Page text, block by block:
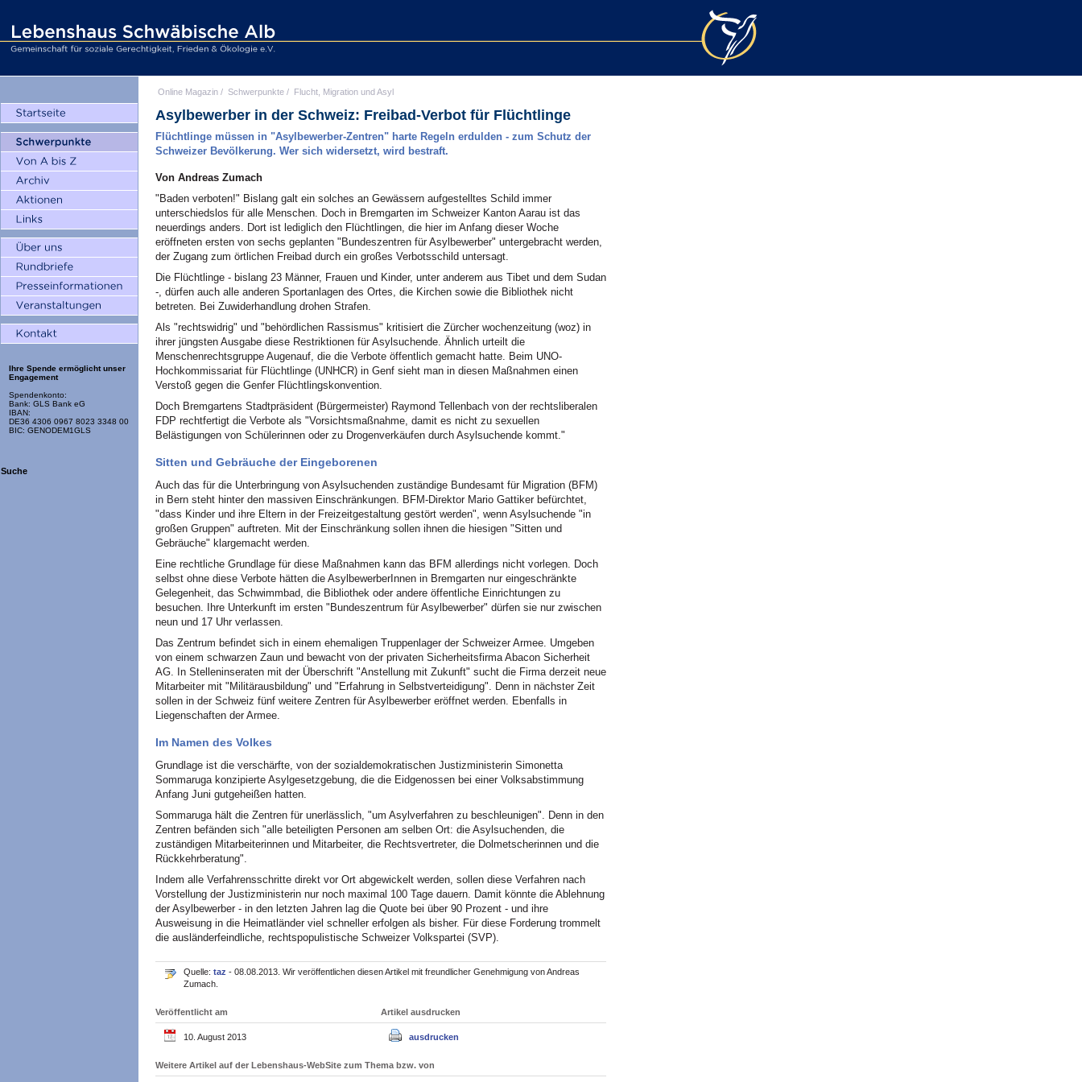
Ihre Spende ermöglicht unser
Engagement
Spendenkonto:
Bank: GLS Bank eG
IBAN:
DE36 4306 0967 8023 3348 00
BIC: GENODEM1GLS
Suche
Online Magazin / Schwerpunkte / Flucht, Migration und Asyl
Asylbewerber in der Schweiz: Freibad-Verbot für Flüchtlinge
Flüchtlinge müssen in "Asylbewerber-Zentren" harte Regeln erdulden - zum Schutz der
Schweizer Bevölkerung. Wer sich widersetzt, wird bestraft.
Von Andreas Zumach
"Baden verboten!" Bislang galt ein solches an Gewässern aufgestelltes Schild immer
unterschiedslos für alle Menschen. Doch in Bremgarten im Schweizer Kanton Aarau ist das
neuerdings anders. Dort ist lediglich den Flüchtlingen, die hier im Anfang dieser Woche
eröffneten ersten von sechs geplanten "Bundeszentren für Asylbewerber" untergebracht werden,
der Zugang zum örtlichen Freibad durch ein großes Verbotsschild untersagt.
Die Flüchtlinge - bislang 23 Männer, Frauen und Kinder, unter anderem aus Tibet und dem Sudan
-, dürfen auch alle anderen Sportanlagen des Ortes, die Kirchen sowie die Bibliothek nicht
betreten. Bei Zuwiderhandlung drohen Strafen.
Als "rechtswidrig" und "behördlichen Rassismus" kritisiert die Zürcher wochenzeitung (woz) in
ihrer jüngsten Ausgabe diese Restriktionen für Asylsuchende. Ähnlich urteilt die
Menschenrechtsgruppe Augenauf, die die Verbote öffentlich gemacht hatte. Beim UNO-
Hochkommissariat für Flüchtlinge (UNHCR) in Genf sieht man in diesen Maßnahmen einen
Verstoß gegen die Genfer Flüchtlingskonvention.
Doch Bremgartens Stadtpräsident (Bürgermeister) Raymond Tellenbach von der rechtsliberalen
FDP rechtfertigt die Verbote als "Vorsichtsmaßnahme, damit es nicht zu sexuellen
Belästigungen von Schülerinnen oder zu Drogenverkäufen durch Asylsuchende kommt."
Sitten und Gebräuche der Eingeborenen
Auch das für die Unterbringung von Asylsuchenden zuständige Bundesamt für Migration (BFM)
in Bern steht hinter den massiven Einschränkungen. BFM-Direktor Mario Gattiker befürchtet,
"dass Kinder und ihre Eltern in der Freizeitgestaltung gestört werden", wenn Asylsuchende "in
großen Gruppen" auftreten. Mit der Einschränkung sollen ihnen die hiesigen "Sitten und
Gebräuche" klargemacht werden.
Eine rechtliche Grundlage für diese Maßnahmen kann das BFM allerdings nicht vorlegen. Doch
selbst ohne diese Verbote hätten die AsylbewerberInnen in Bremgarten nur eingeschränkte
Gelegenheit, das Schwimmbad, die Bibliothek oder andere öffentliche Einrichtungen zu
besuchen. Ihre Unterkunft im ersten "Bundeszentrum für Asylbewerber" dürfen sie nur zwischen
neun und 17 Uhr verlassen.
Das Zentrum befindet sich in einem ehemaligen Truppenlager der Schweizer Armee. Umgeben
von einem schwarzen Zaun und bewacht von der privaten Sicherheitsfirma Abacon Sicherheit
AG. In Stelleninseraten mit der Überschrift "Anstellung mit Zukunft" sucht die Firma derzeit neue
Mitarbeiter mit "Militärausbildung" und "Erfahrung in Selbstverteidigung". Denn in nächster Zeit
sollen in der Schweiz fünf weitere Zentren für Asylbewerber eröffnet werden. Ebenfalls in
Liegenschaften der Armee.
Im Namen des Volkes
Grundlage ist die verschärfte, von der sozialdemokratischen Justizministerin Simonetta
Sommaruga konzipierte Asylgesetzgebung, die die Eidgenossen bei einer Volksabstimmung
Anfang Juni gutgeheißen hatten.
Sommaruga hält die Zentren für unerlässlich, "um Asylverfahren zu beschleunigen". Denn in den
Zentren befänden sich "alle beteiligten Personen am selben Ort: die Asylsuchenden, die
zuständigen Mitarbeiterinnen und Mitarbeiter, die Rechtsvertreter, die Dolmetscherinnen und die
Rückkehrberatung".
Indem alle Verfahrensschritte direkt vor Ort abgewickelt werden, sollen diese Verfahren nach
Vorstellung der Justizministerin nur noch maximal 100 Tage dauern. Damit könnte die Ablehnung
der Asylbewerber - in den letzten Jahren lag die Quote bei über 90 Prozent - und ihre
Ausweisung in die Heimatländer viel schneller erfolgen als bisher. Für diese Forderung trommelt
die ausländerfeindliche, rechtspopulistische Schweizer Volkspartei (SVP).
Quelle: taz - 08.08.2013. Wir veröffentlichen diesen Artikel mit freundlicher Genehmigung von Andreas
Zumach.
Veröffentlicht am
10. August 2013
Artikel ausdrucken
ausdrucken
Weitere Artikel auf der Lebenshaus-WebSite zum Thema bzw. von